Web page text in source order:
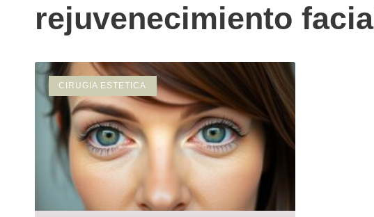
rejuvenecimiento
CIRUGIA ESTETICA